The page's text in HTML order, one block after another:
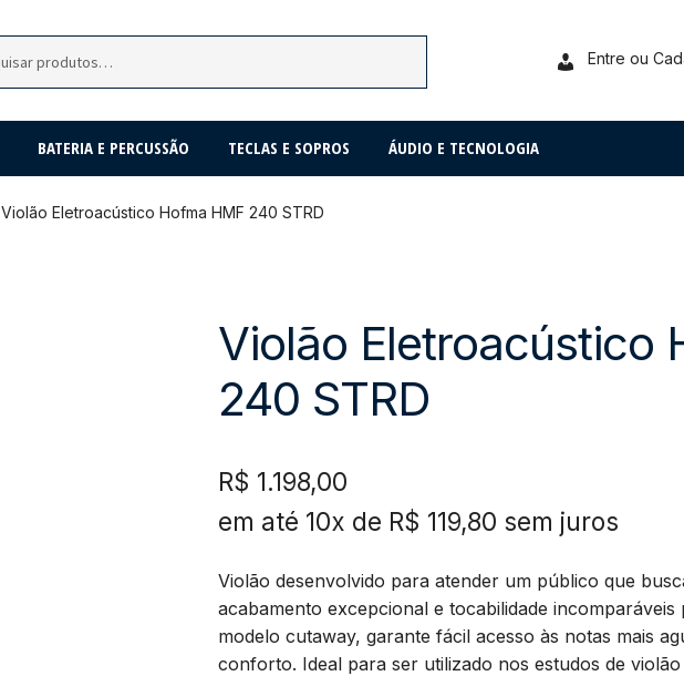
Entre ou
BATERIA E PERCUSSÃO TECLAS E SOPROS ÁUDIO E TECNOLOGIA
Violão Eletroacústico Hofma HMF 240 STRD
Violão Eletroacústico
240 STRD
R$ 1.198,00
em até 10x de R$ 119,80 sem juros
Violão desenvolvido para atender um público que
acabamento excepcional e tocabilidade
modelo cutaway, garante fácil acesso às notas mais
conforto. Ideal para ser utilizado nos estudos de